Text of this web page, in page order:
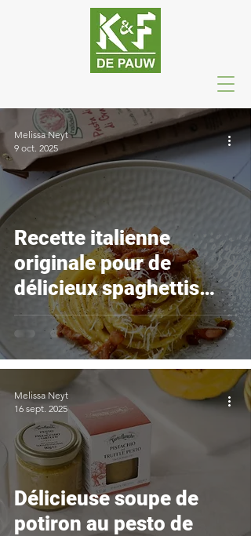
Recette italienne
originale pour de
délicieux spaghettis
carbonara
Melissa Neyt
9 oct. 2025
Délicieuse soupe de
potiron au pesto de
Melissa Neyt
16 sept. 2025